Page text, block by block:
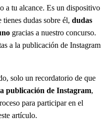
a tu alcance. Es un dispositivo
dudas sobre él, dudas
gracias a nuestro concurso.
a la publicación de Instagram
solo un recordatorio de que
publicación de Instagram,
para participar en el
artículo.